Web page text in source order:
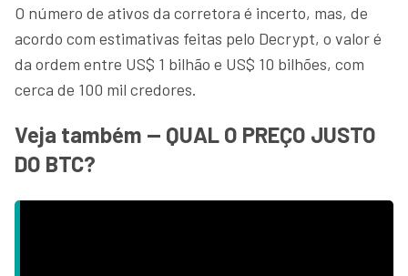
O número de ativos da corretora é incerto, mas, de
acordo com estimativas feitas pelo Decrypt, o valor é
da ordem entre US$ 1 bilhão e US$ 10 bilhões, com
cerca de 100 mil credores.
Veja também — QUAL O PREÇO JUSTO
DO BTC?